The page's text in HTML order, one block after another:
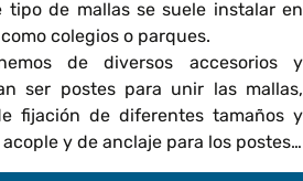
tipo de mallas se suele instalar en
colegios o parques.
de diversos accesorios y
ser postes para unir las mallas,
fijación de diferentes tamaños y
y de anclaje para los postes…